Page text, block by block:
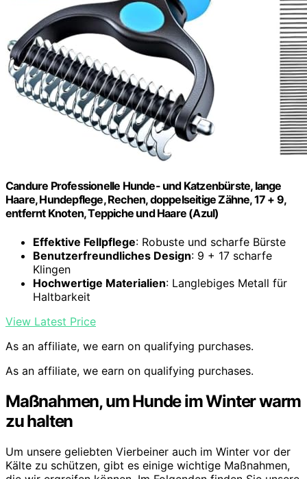
Candure Professionelle Hunde- und Katzenbürste, lange
Haare, Hundepflege, Rechen, doppelseitige Zähne, 17 + 9,
entfernt Knoten, Teppiche und Haare (Azul)
Effektive Fellpflege: Robuste und scharfe Bürste
Benutzerfreundliches Design: 9 + 17 scharfe
Klingen
Hochwertige Materialien: Langlebiges Metall für
Haltbarkeit
View Latest Price
As an affiliate, we earn on qualifying purchases.
As an affiliate, we earn on qualifying purchases.
Maßnahmen, um Hunde im Winter warm
zu halten
Um unsere geliebten Vierbeiner auch im Winter vor der
Kälte zu schützen, gibt es einige wichtige Maßnahmen,